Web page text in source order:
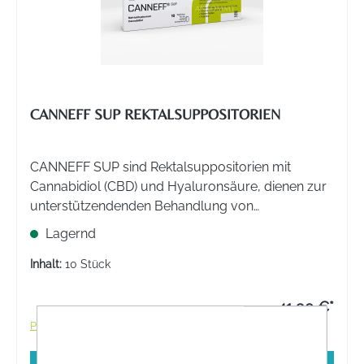
CANNEFF SUP REKTALSUPPOSITORIEN
CANNEFF SUP sind Rektalsuppositorien mit
Cannabidiol (CBD) und Hyaluronsäure, dienen zur
unterstützendenden Behandlung von
unspezifischen Entzündungen des Darms,
Fissuren und Läsionen, Hämorrhoiden und
Proktitis.
Lagernd
Inhalt: 10 Stück
41,90 €*
Preise inkl. MwSt. zzgl. Versandkosten